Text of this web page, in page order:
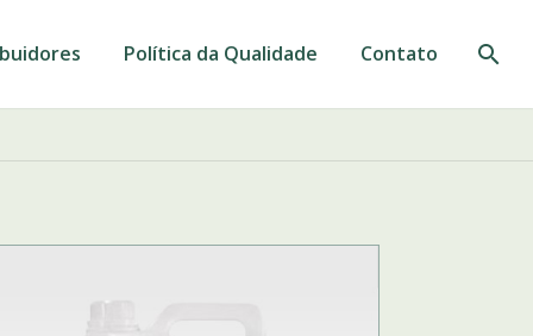
Política da Qualidade Contato